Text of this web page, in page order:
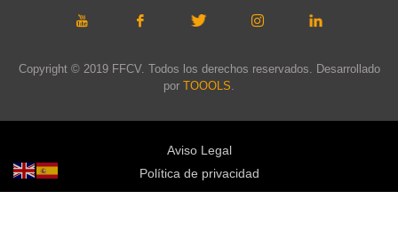
Copyright © 2019 FFCV. Todos los derechos reservados. Desarrollado
por TOOOLS.
Aviso Legal
Política de privacidad
Política de cookies